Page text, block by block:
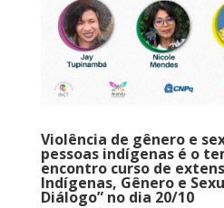
Violência de gênero e
pessoas indígenas é o
encontro curso de
Indígenas, Gênero e
Diálogo” no dia 20/10